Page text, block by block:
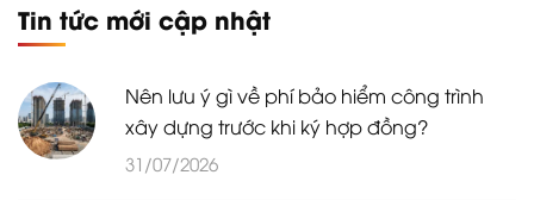
Tin tức mới cập nhật
Nên lưu ý gì về phí bảo hiểm công trình
xây dựng trước khi ký hợp đồng?
31/07/2026